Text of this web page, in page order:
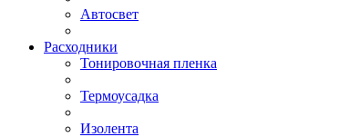
Автосвет
Расходники
Тонировочная пленка
Термоусадка
Изолента